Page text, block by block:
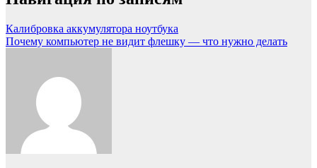
Калибровка аккумулятора ноутбука
Почему компьютер не видит флешку — что нужно делать